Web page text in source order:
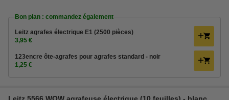
Bon plan : commandez également
Leitz agrafes électrique E1 (2500 pièces)
3,95 €
123encre ôte-agrafes pour agrafes standard - noir
1,25 €